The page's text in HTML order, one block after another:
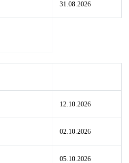
31.08.2026
12.10.2026
02.10.2026
05.10.2026